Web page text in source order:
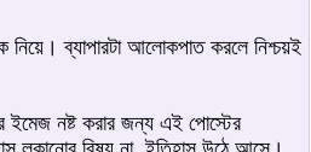
ব্যাপারটা আলোকপাত করলে নিশ্চয়ই
ইমেজ নষ্ট করার জন্য এই পোস্টের